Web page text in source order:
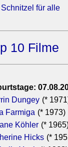
Schnitzel für alle
10 Filme
Dungey (*
Farmiga (* 1973)
Köhler (*
Hicks (*